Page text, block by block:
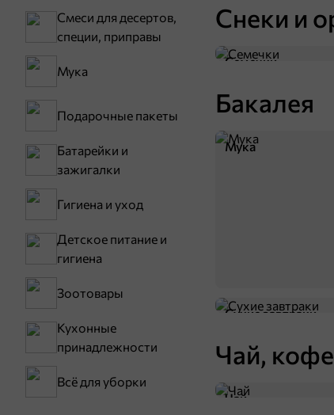
Смеси для десертов,
специи, приправы
Мука
Подарочные пакеты
Батарейки и
зажигалки
Гигиена и уход
Детское питание и
гигиена
Зоотовары
Кухонные
принадлежности
Всё для уборки
Снеки и
Семечки
Бакалея
Мука
Сухие завтраки
Чай,
Чай